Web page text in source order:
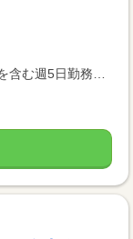
週休2日・ローテーション制 ※土日祝日を含む週5日勤務となります。